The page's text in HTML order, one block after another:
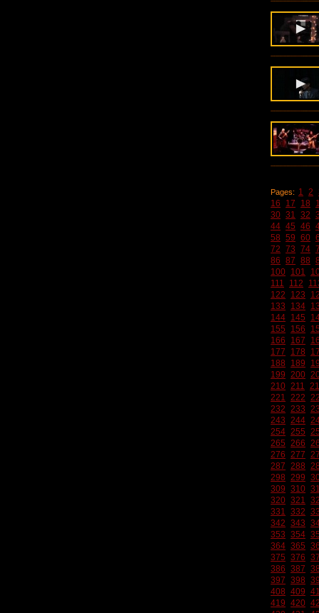
Pages: 1 2
16
17 18
30 31 32
44 45 46
58 59 60
72 73 74
86 87 88
100 101
111
112
122
123
133
134
144 145
155
156
166
167
177
178
188
189
199 200
210 211
221 222
232 233
243 244
254 255
265 266
276 277
287 288
298 299
309 310
320 321
331 332
342 343
353 354
364 365
375 376
386 387
397 398
408 409
419 420